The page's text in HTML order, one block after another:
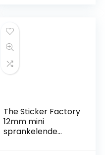
The Sticker Factory
12mm mini
sprankelende